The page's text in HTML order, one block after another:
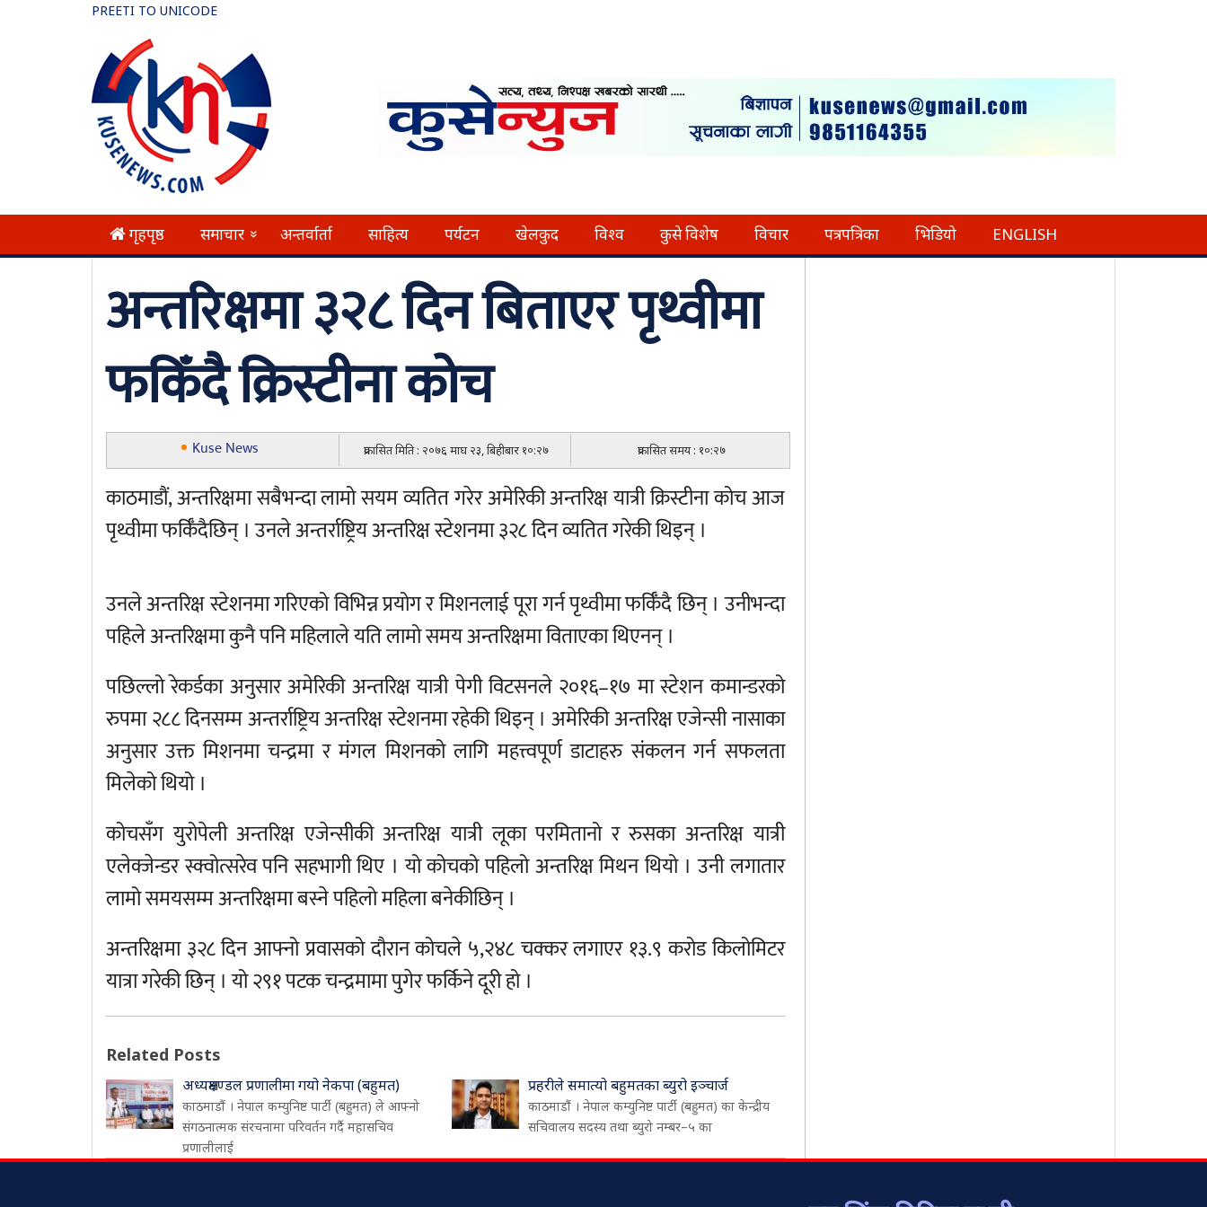
PREETI TO UNICODE
गृहपृष्ठ समाचार » अन्तर्वार्ता साहित्य पर्यटन खेलकुद विश्व कुसे विशेष विचार पत्रपत्रिका भिडियो ENGLISH
अन्तरिक्षमा ३२८ दिन बिताएर पृथ्वीमा
फकिँदै क्रिस्टीना कोच
Kuse News प्रकासित मिति : २०७६ माघ २३, बिहीबार १०:२७ प्रकासित समय : १०:२७
काठमाडौं, अन्तरिक्षमा सबैभन्दा लामो सयम व्यतित गरेर अमेरिकी अन्तरिक्ष यात्री क्रिस्टीना कोच आज
पृथ्वीमा फर्किँदैछिन् । उनले अन्तर्राष्ट्रिय अन्तरिक्ष स्टेशनमा ३२८ दिन व्यतित गरेकी थिइन् ।
उनले अन्तरिक्ष स्टेशनमा गरिएको विभिन्न प्रयोग र मिशनलाई पूरा गर्न पृथ्वीमा फर्किँदै छिन् । उनीभन्दा
पहिले अन्तरिक्षमा कुनै पनि महिलाले यति लामो समय अन्तरिक्षमा विताएका थिएनन् ।
पछिल्लो रेकर्डका अनुसार अमेरिकी अन्तरिक्ष यात्री पेगी विटसनले २०१६–१७ मा स्टेशन कमान्डरको
रुपमा २८८ दिनसम्म अन्तर्राष्ट्रिय अन्तरिक्ष स्टेशनमा रहेकी थिइन् । अमेरिकी अन्तरिक्ष एजेन्सी नासाका
अनुसार उक्त मिशनमा चन्द्रमा र मंगल मिशनको लागि महत्त्वपूर्ण डाटाहरु संकलन गर्न सफलता
मिलेको थियो ।
कोचसँग युरोपेली अन्तरिक्ष एजेन्सीकी अन्तरिक्ष यात्री लूका परमितानो र रुसका अन्तरिक्ष यात्री
एलेक्जेन्डर स्क्वोत्सरेव पनि सहभागी थिए । यो कोचको पहिलो अन्तरिक्ष मिथन थियो । उनी लगातार
लामो समयसम्म अन्तरिक्षमा बस्ने पहिलो महिला बनेकीछिन् ।
अन्तरिक्षमा ३२८ दिन आफ्नो प्रवासको दौरान कोचले ५,२४८ चक्कर लगाएर १३.९ करोड किलोमिटर
यात्रा गरेकी छिन् । यो २९१ पटक चन्द्रमामा पुगेर फर्किने दूरी हो ।
Related Posts
अध्यक्षमण्डल प्रणालीमा गयो नेकपा (बहुमत)
काठमाडौं । नेपाल कम्युनिष्ट पार्टी (बहुमत) ले आफ्नो
संगठनात्मक संरचनामा परिवर्तन गर्दै महासचिव
प्रणालीलाई
प्रहरीले समात्यो बहुमतका ब्युरो इञ्चार्ज
काठमाडौं । नेपाल कम्युनिष्ट पार्टी (बहुमत) का केन्द्रीय
सचिवालय सदस्य तथा ब्युरो नम्बर–५ का